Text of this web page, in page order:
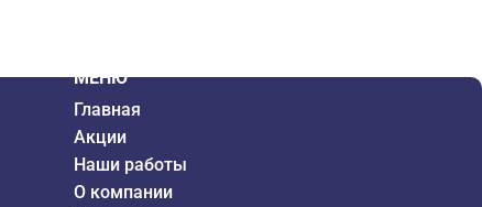
МЕНЮ
Главная
Акции
Наши работы
О компании